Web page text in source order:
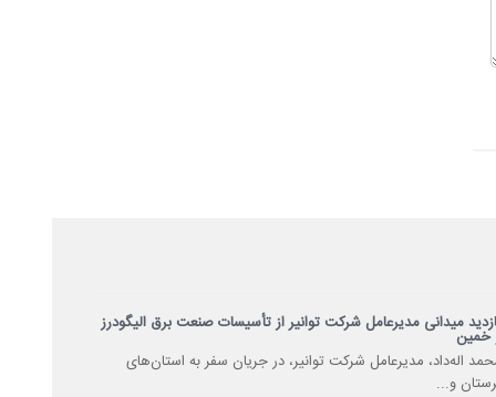
میدانی مدیرعامل شرکت توانیر از تأسیسات صنعت برق الیگودرز
خمین
اله‌داد، مدیرعامل شرکت توانیر، در جریان سفر به استان‌های
و...